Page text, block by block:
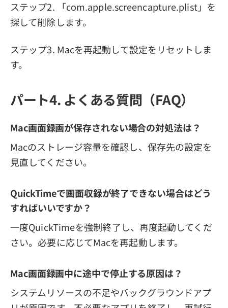
ステップ2. 「com.apple.screencapture.plist」を
探して削除します。
ステップ3. Macを再起動して設定をリセットしま
す。
パート4. よくある質問（FAQ）
Mac画面録画が保存されない場合の対処法は？
Macのストレージ容量を確認し、保存先の設定を
見直してください。
QuickTimeで画面収録が終了できない場合はどう
すればいいですか？
一度QuickTimeを強制終了し、再度起動してくだ
さい。必要に応じてMacを再起動します。
Mac画面録画中に途中で停止する原因は？
システムリソースの不足やバックグラウンドアプ